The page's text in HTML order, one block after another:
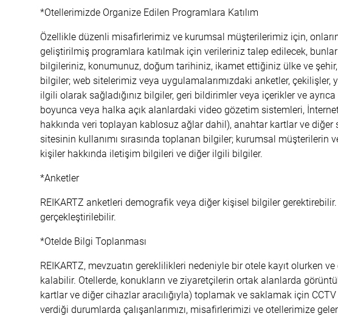
*Otellerimizde Organize Edilen Programlara Katılım
Özellikle düzenli misafirlerimiz ve kurumsal müşterilerimiz için,
geliştirilmiş programlara katılmak için verileriniz talep edilecek,
bilgileriniz, konumunuz, doğum tarihiniz, ikamet ettiğiniz ülke ve
bilgiler; web sitelerimiz veya uygulamalarımızdaki anketler,
ilgili olarak sağladığınız bilgiler, geri bildirimler veya içerikler ve
boyunca veya halka açık alanlardaki video gözetim sistemleri,
hakkında veri toplayan kablosuz ağlar dahil), anahtar kartlar ve
sitesinin kullanımı sırasında toplanan bilgiler; kurumsal müşterilerin
kişiler hakkında iletişim bilgileri ve diğer ilgili bilgiler.
*Anketler
REIKARTZ anketleri demografik veya diğer kişisel bilgiler
gerçekleştirilebilir.
*Otelde Bilgi Toplanması
REIKARTZ, mevzuatın gereklilikleri nedeniyle bir otele kayıt olurken
kalabilir. Otellerde, konukların ve ziyaretçilerin ortak alanlarda
kartlar ve diğer cihazlar aracılığıyla) toplamak ve saklamak için
verdiği durumlarda çalışanlarımızı, misafirlerimizi ve otellerimize